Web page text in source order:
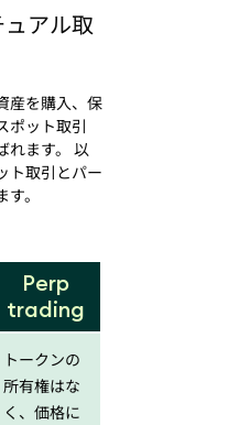
アル取
産を購入、保
ポット取引
れます。 以
ト取引とパー
。
Perp
trading
トークンの
所有権はな
く、価格に